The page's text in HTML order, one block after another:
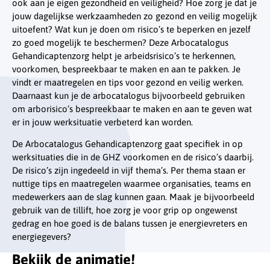
ook aan je eigen gezondheid en veiligheid? Hoe zorg je dat je
jouw dagelijkse werkzaamheden zo gezond en veilig mogelijk
uitoefent? Wat kun je doen om risico’s te beperken en jezelf
zo goed mogelijk te beschermen? Deze Arbocatalogus
Gehandicaptenzorg helpt je arbeidsrisico’s te herkennen,
voorkomen, bespreekbaar te maken en aan te pakken. Je
vindt er maatregelen en tips voor gezond en veilig werken.
Daarnaast kun je de arbocatalogus bijvoorbeeld gebruiken
om arborisico’s bespreekbaar te maken en aan te geven wat
er in jouw werksituatie verbeterd kan worden.
De Arbocatalogus Gehandicaptenzorg gaat specifiek in op
werksituaties die in de GHZ voorkomen en de risico’s daarbij.
De risico’s zijn ingedeeld in vijf thema’s. Per thema staan er
nuttige tips en maatregelen waarmee organisaties, teams en
medewerkers aan de slag kunnen gaan. Maak je bijvoorbeeld
gebruik van de tillift, hoe zorg je voor grip op ongewenst
gedrag en hoe goed is de balans tussen je energievreters en
energiegevers?
Bekijk de animatie!